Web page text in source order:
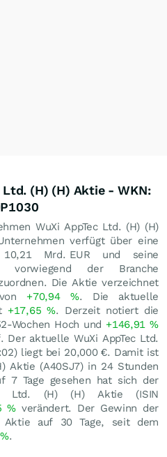
(H) (H) Aktie - WKN:
WuXi AppTec Ltd. (H) (H)
verfügt über eine
10,21 Mrd. EUR und seine
vorwiegend der Branche
Die Aktie verzeichnet
+70,94 %. Die aktuelle
+17,65%. Derzeit notiert die
Wochen Hoch und +146,91%
Der aktuelle WuXi AppTec Ltd.
liegt bei 20,000 €. Damit ist
Aktie (A40SJ7) in 24 Stunden
7 Tage gesehen hat sich der
Ltd. (H) (H) Aktie (ISIN
% verändert. Der Gewinn der
Aktie auf 30 Tage, seit dem
%.